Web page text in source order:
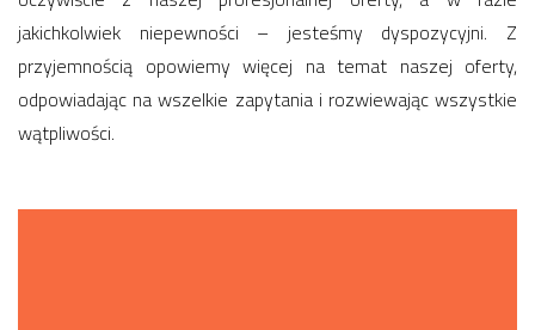
jakichkolwiek niepewności – jesteśmy dyspozycyjni. Z
przyjemnością opowiemy więcej na temat naszej oferty,
odpowiadając na wszelkie zapytania i rozwiewając wszystkie
wątpliwości.